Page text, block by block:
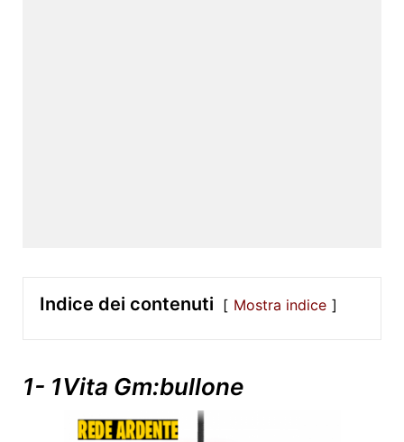
Indice dei contenuti Mostra indice
1- 1Vita Gm:bullone